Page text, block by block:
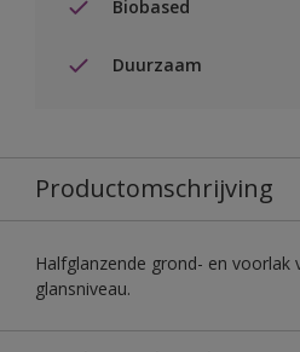
Biobased
Duurzaam
Productomschrijving
Halfglanzende grond- en voorlak
glansniveau.